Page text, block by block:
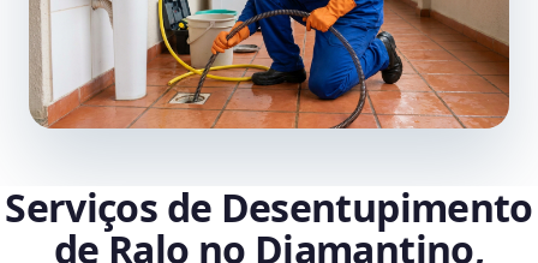
Serviços de Desentupimento
de Ralo no Diamantino,